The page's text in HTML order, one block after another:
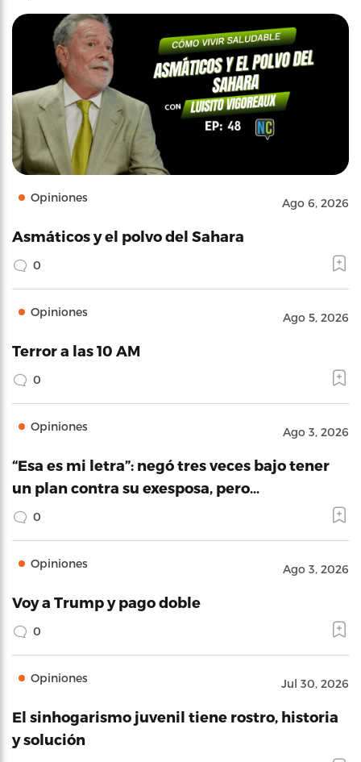
Opiniones Ago 6, 2026
Asmáticos y el polvo del Sahara
0
Opiniones Ago 5, 2026
Terror a las 10 AM
0
Opiniones Ago 3, 2026
“Esa es mi letra”: negó tres veces bajo tener
un plan contra su exesposa, pero…
0
Opiniones Ago 3, 2026
Voy a Trump y pago doble
0
Opiniones Jul 30, 2026
El sinhogarismo juvenil tiene rostro, historia
y solución